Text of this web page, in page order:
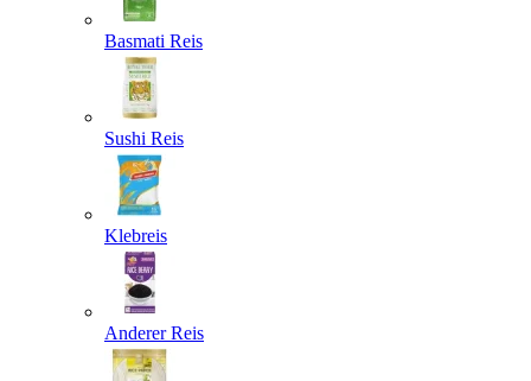
Basmati Reis
Sushi Reis
Klebreis
Anderer Reis